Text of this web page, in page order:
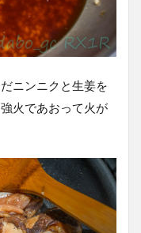
ニンニクと生姜を
火であおって火が